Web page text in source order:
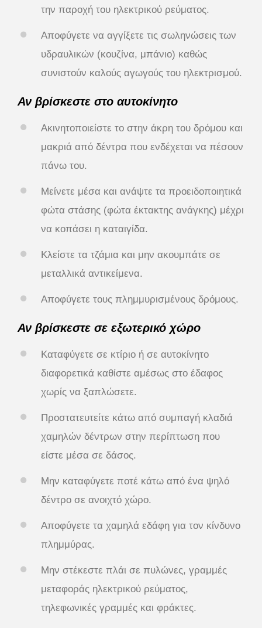
την παροχή του ηλεκτρικού ρεύματος.
Αποφύγετε να αγγίξετε τις σωληνώσεις των
υδραυλικών (κουζίνα, μπάνιο) καθώς
συνιστούν καλούς αγωγούς του ηλεκτρισμού.
Αν βρίσκεστε στο αυτοκίνητο
Ακινητοποιείστε το στην άκρη του δρόμου και
μακριά από δέντρα που ενδέχεται να πέσουν
πάνω του.
Μείνετε μέσα και ανάψτε τα προειδοποιητικά
φώτα στάσης (φώτα έκτακτης ανάγκης) μέχρι
να κοπάσει η καταιγίδα.
Κλείστε τα τζάμια και μην ακουμπάτε σε
μεταλλικά αντικείμενα.
Αποφύγετε τους πλημμυρισμένους δρόμους.
Αν βρίσκεστε σε εξωτερικό χώρο
Καταφύγετε σε κτίριο ή σε αυτοκίνητο
διαφορετικά καθίστε αμέσως στο έδαφος
χωρίς να ξαπλώσετε.
Προστατευτείτε κάτω από συμπαγή κλαδιά
χαμηλών δέντρων στην περίπτωση που
είστε μέσα σε δάσος.
Μην καταφύγετε ποτέ κάτω από ένα ψηλό
δέντρο σε ανοιχτό χώρο.
Αποφύγετε τα χαμηλά εδάφη για τον κίνδυνο
πλημμύρας.
Μην στέκεστε πλάι σε πυλώνες, γραμμές
μεταφοράς ηλεκτρικού ρεύματος,
τηλεφωνικές γραμμές και φράκτες.